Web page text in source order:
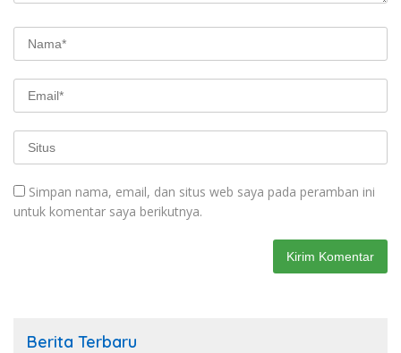
Simpan nama, email, dan situs web saya pada peramban ini
untuk komentar saya berikutnya.
Berita Terbaru